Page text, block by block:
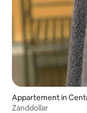
Appartement in
Zanddollar